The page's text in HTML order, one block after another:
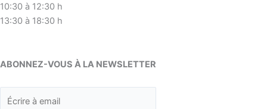
10:30 à 12:30 h
13:30 à 18:30 h
ABONNEZ-VOUS À LA NEWSLETTER